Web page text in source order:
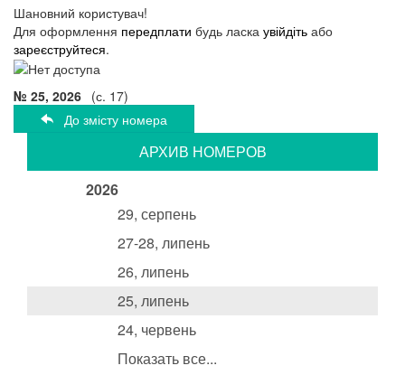
Шановний користувач!
Для оформлення передплати будь ласка увійдіть або
зареєструйтеся.
№ 25, 2026 (с. 17)
До змісту номера
АРХИВ НОМЕРОВ
2026
29, серпень
27-28, липень
26, липень
25, липень
24, червень
Показать все...